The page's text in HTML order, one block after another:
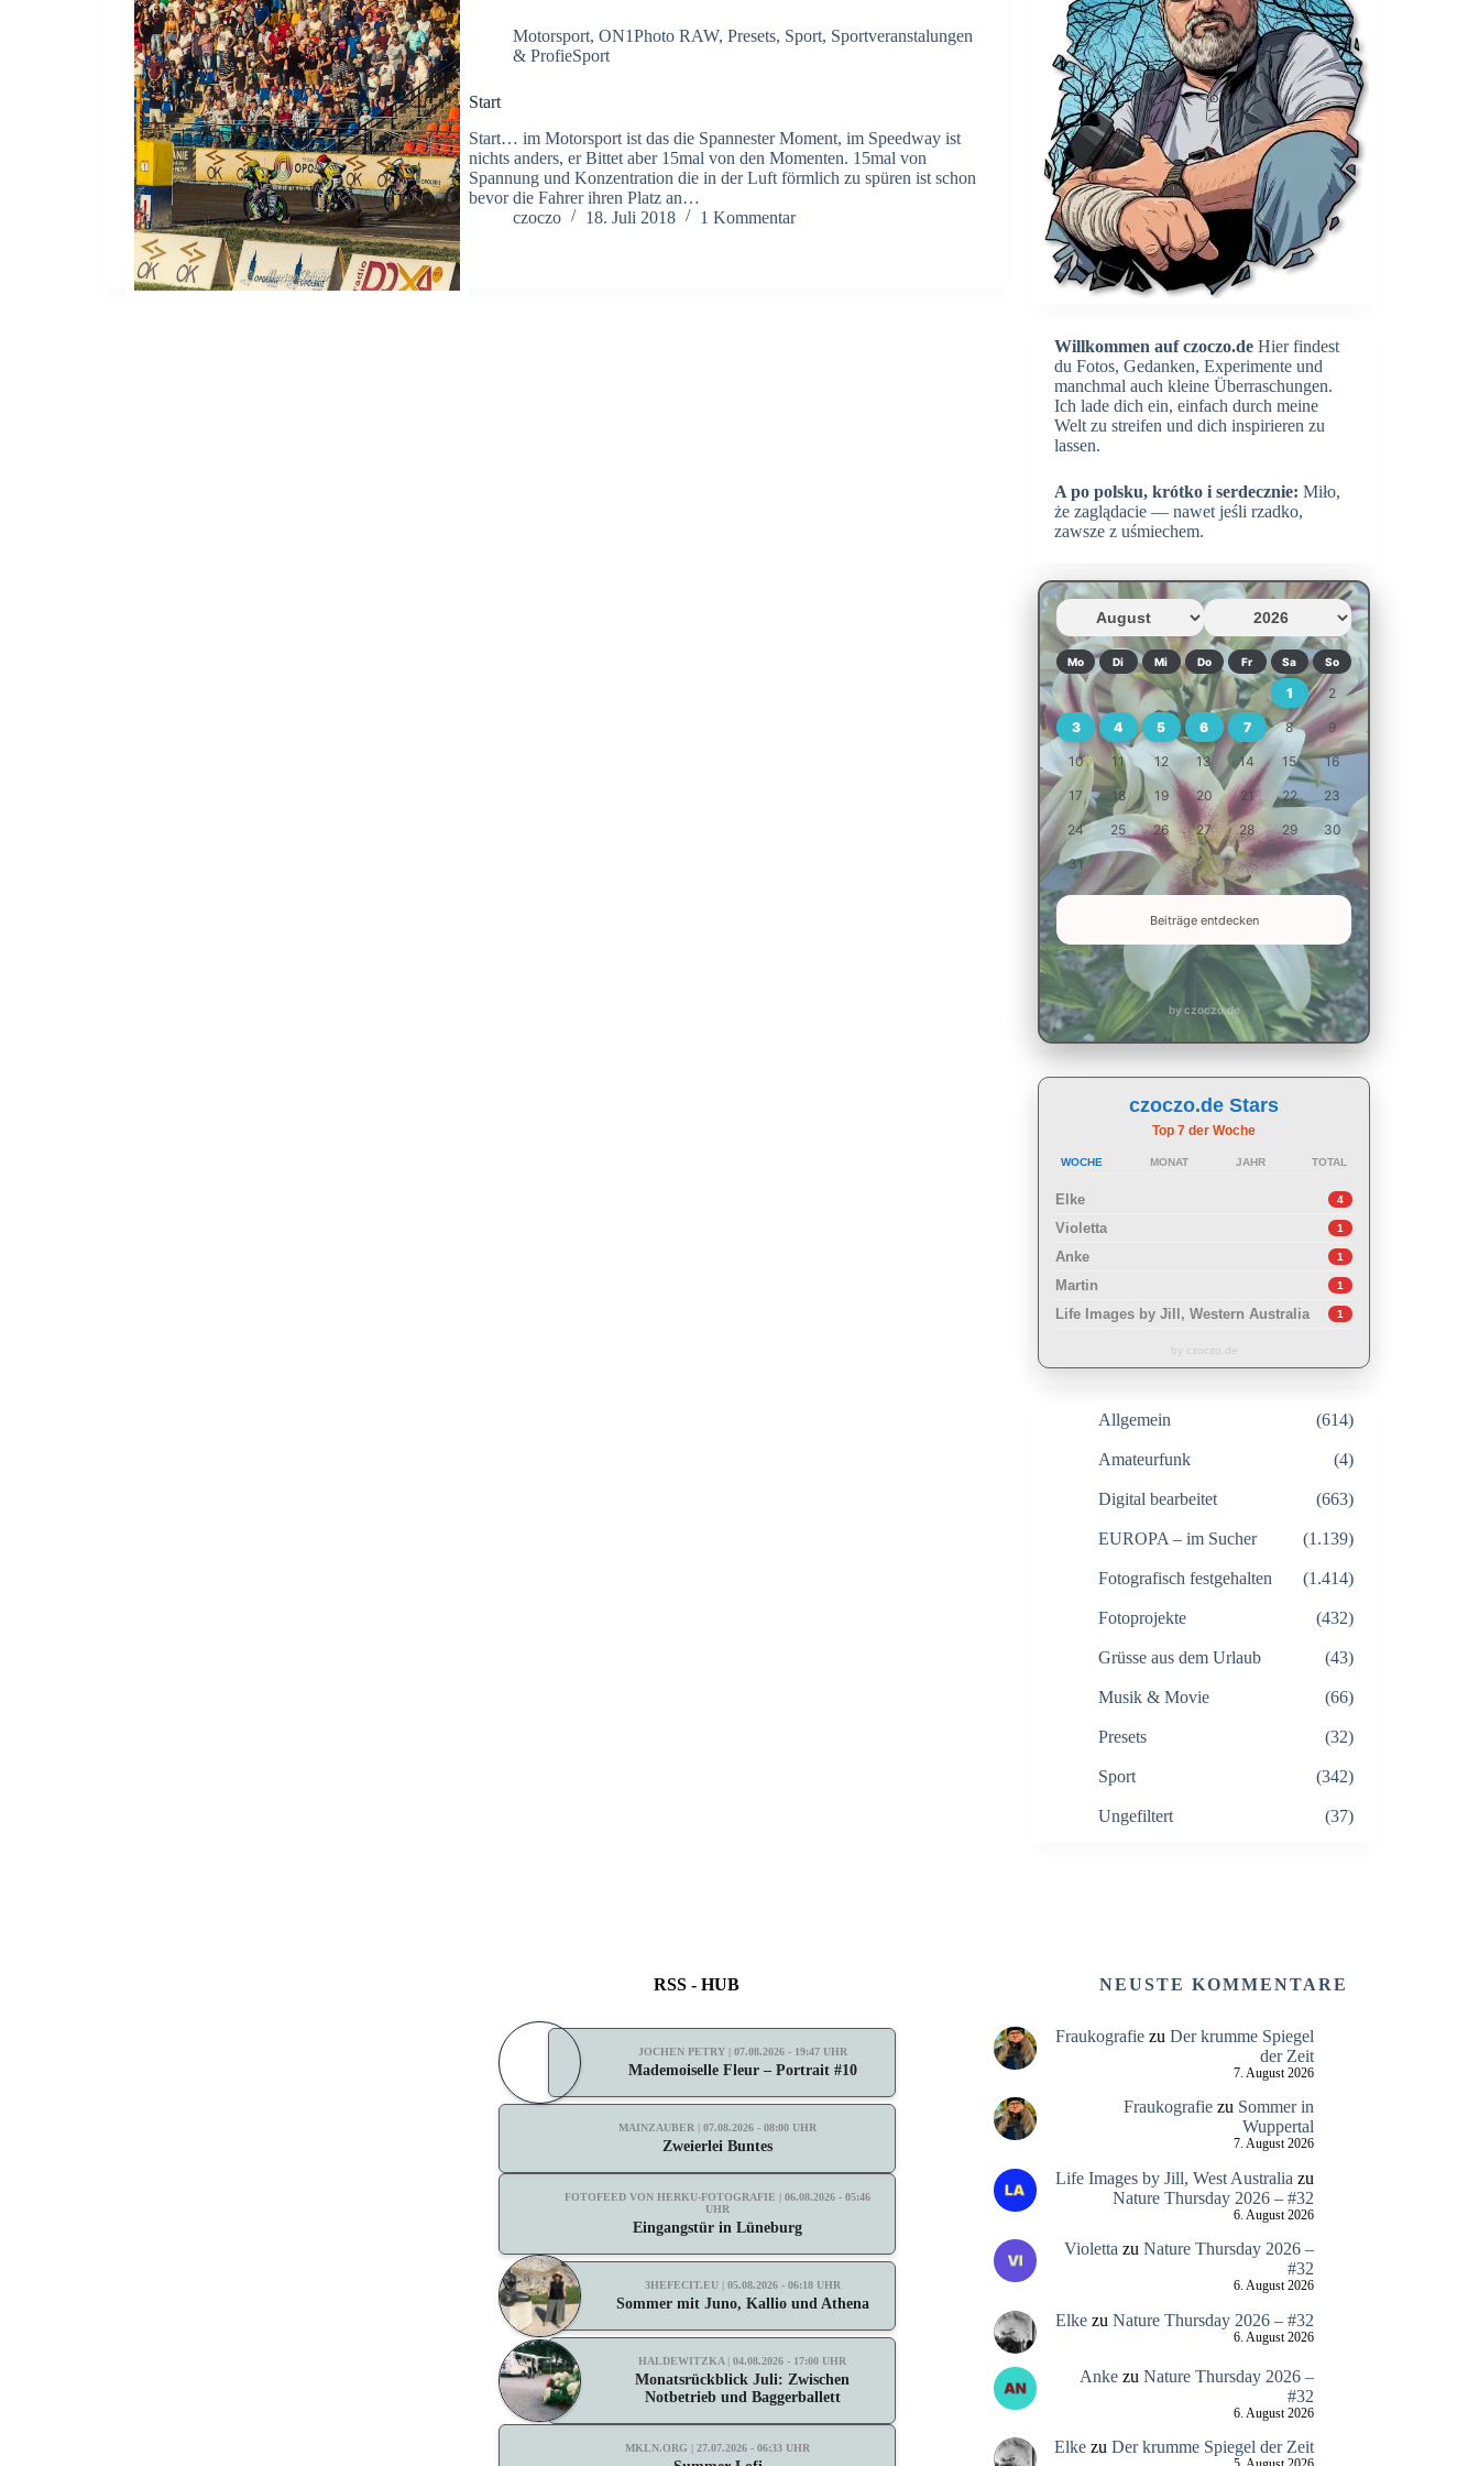
Motorsport,ON1Photo RAW,Presets, Sport, Sportveranstalungen
& ProfieSport
Start
Start… im Motorsport ist das die Spannester Moment, im Speedway ist
nichts anders, er Bittet aber 15mal von den Momenten. 15mal von
Spannung und Konzentration die in der Luft förmlich zu spüren ist schon
bevor die Fahrer ihren Platz an…
czoczo
18. Juli 2018 1 Kommentar
Willkommen auf czoczo.de Hier findest
du Fotos, Gedanken, Experimente und
manchmal auch kleine Überraschungen.
Ich lade dich ein, einfach durch meine
Welt zu streifen und dich inspirieren zu
lassen.
A po polsku, krótko i serdecznie: Miło,
że zaglądacie — nawet jeśli rzadko,
zawsze z uśmiechem.
Mo Di Mi Do Fr Sa So
1 2
3 4 5 6 7 8 9
10 11 12 13 14 15 16
17 18 19 20 21 22 23
24 25 26 27 28 29 30
31
Beiträge entdecken
by czoczo.de
czoczo.de Stars
Top 7 der Woche
WOCHE MONAT JAHR TOTAL
Elke 4
Violetta 1
Anke 1
Martin 1
Life Images by Jill, Western Australia 1
by czoczo.de
Allgemein (614)
Amateurfunk (4)
Digital bearbeitet (663)
EUROPA – im Sucher (1.139)
Fotografisch festgehalten (1.414)
Fotoprojekte (432)
Grüsse aus dem Urlaub (43)
Musik & Movie (66)
Presets (32)
Sport (342)
Ungefiltert (37)
RSS - HUB
JOCHEN PETRY | 07.08.2026 - 19:47 UHR
Mademoiselle Fleur – Portrait #10
MAINZAUBER | 07.08.2026 - 08:00 UHR
Zweierlei Buntes
FOTOFEED VON HERKU-FOTOGRAFIE | 06.08.2026 - 05:46
UHR
Eingangstür in Lüneburg
3HEFECIT.EU | 05.08.2026 - 06:18 UHR
Sommer mit Juno, Kallio und Athena
HALDEWITZKA | 04.08.2026 - 17:00 UHR
Monatsrückblick Juli: Zwischen
Notbetrieb und Baggerballett
MKLN.ORG | 27.07.2026 - 06:33 UHR
NEUSTE KOMMENTARE
Fraukografiezu Der krumme Spiegel
der Zeit
7. August 2026
Fraukografiezu Sommer in
Wuppertal
7. August 2026
Life Images by Jill, West Australia zu
Nature Thursday 2026 – #32
6. August 2026
Violettazu Nature Thursday 2026 –
#32
6. August 2026
Elkezu Nature Thursday 2026 – #32
6. August 2026
Ankezu Nature Thursday 2026 –
#32
6. August 2026
Elkezu Der krumme Spiegel der Zeit